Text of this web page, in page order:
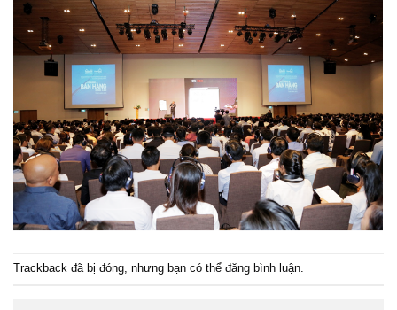
Trackback đã bị đóng, nhưng bạn có thể đăng bình luận.